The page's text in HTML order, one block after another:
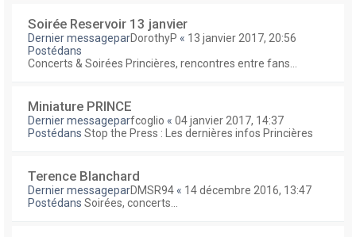
Soirée Reservoir 13 janvier
Dernier messageparDorothyP « 13 janvier 2017, 20:56
Postédans
Concerts & Soirées Princières, rencontres entre fans...
Miniature PRINCE
Dernier messageparfcoglio « 04 janvier 2017, 14:37
Postédans Stop the Press : Les dernières infos Princières
Terence Blanchard
Dernier messageparDMSR94 « 14 décembre 2016, 13:47
Postédans Soirées, concerts...